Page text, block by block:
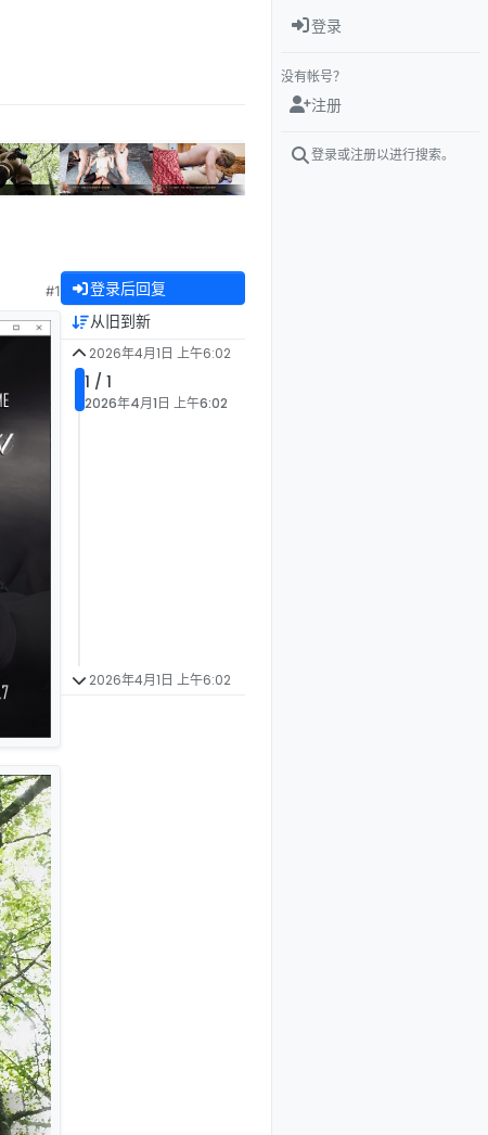
#1 登录后回复
从旧到新
2026年4月1日 上午6:02
1 / 1
2026年4月1日 上午6:02
2026年4月1日 上午6:02
登录
没有帐号？
注册
登录或注册以进行搜索。